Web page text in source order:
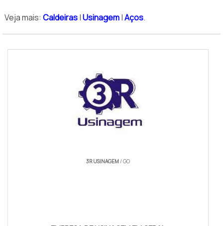
Veja mais: Caldeiras|Usinagem|Aços.
3R USINAGEM/ GO